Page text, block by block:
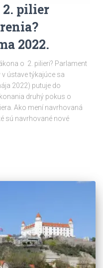
2. pilier
2022.
o 2. pilieri? Parlament
ústave týkajúce sa
2022) putuje do
druhý pokus o
Ako mení navrhovaná
sú navrhované nové